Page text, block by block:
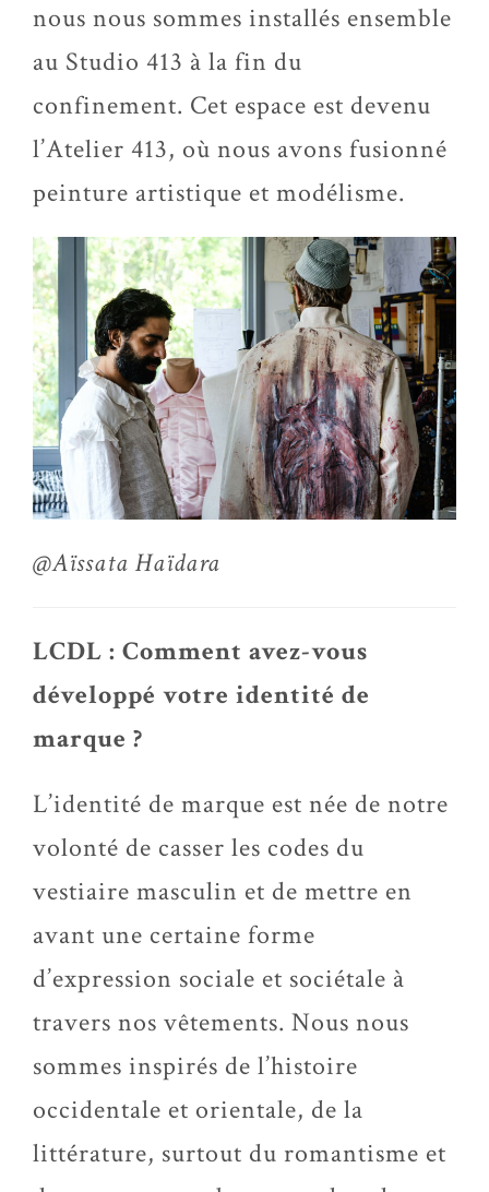
nous nous sommes installés ensemble
au Studio 413 à la fin du
confinement. Cet espace est devenu
l’Atelier 413, où nous avons fusionné
peinture artistique et modélisme.
@Aïssata Haïdara
LCDL : Comment avez-vous
développé votre identité de
marque ?
L’identité de marque est née de notre
volonté de casser les codes du
vestiaire masculin et de mettre en
avant une certaine forme
d’expression sociale et sociétale à
travers nos vêtements. Nous nous
sommes inspirés de l’histoire
occidentale et orientale, de la
littérature, surtout du romantisme et